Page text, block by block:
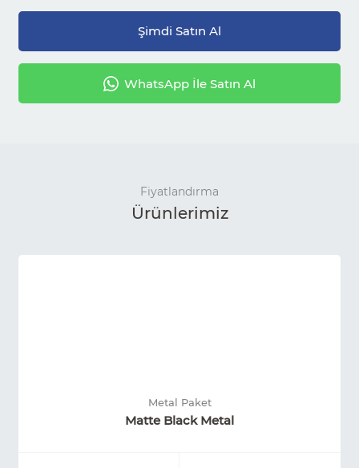
Şimdi Satın Al
WhatsApp İle Satın Al
Fiyatlandırma
Ürünlerimiz
Metal Paket
Matte Black Metal